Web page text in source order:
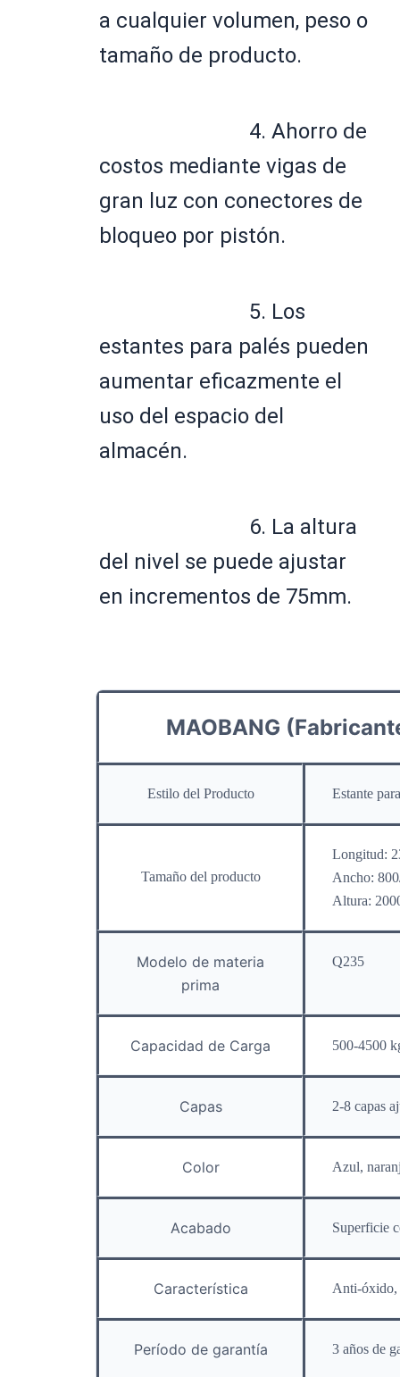
a cualquier volumen, peso o
tamaño de producto.
4. Ahorro de
costos mediante vigas de
gran luz con conectores de
bloqueo por pistón.
5. Los
estantes para palés pueden
aumentar eficazmente el
uso del espacio del
almacén.
6. La altura
del nivel se puede ajustar
en incrementos de 75mm.
MAOBANG
Estilo del Producto Estante
Tamaño del producto
Longitud:
Ancho:
Altura:
Modelo de materia
prima
Q235
Capacidad de Carga 500-4500
Capas 2-8 capas
Color Azul,
Acabado Superficie
Característica Anti-óxido,
Período de garantía 3 años de